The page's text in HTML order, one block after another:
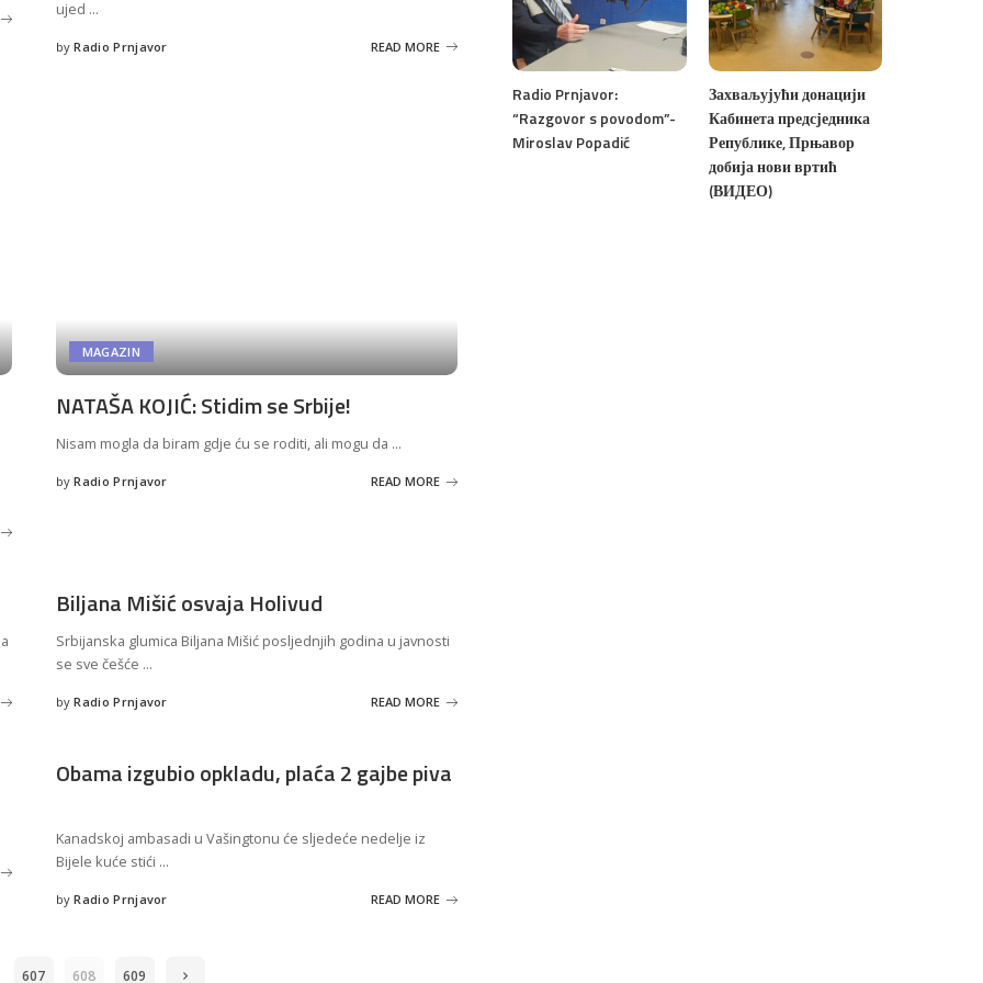
ujed ...
Posted
by Radio Prnjavor READ MORE
MAGAZIN
NATAŠA KOJIĆ: Stidim se Srbije!
Nisam mogla da biram gdje ću se roditi, ali mogu da ...
Posted
by Radio Prnjavor READ MORE
Biljana Mišić osvaja Holivud
Srbijanska glumica Biljana Mišić posljednjih godina u javnosti
se sve češće ...
Posted
by Radio Prnjavor READ MORE
Obama izgubio opkladu, plaća 2 gajbe piva
Kanadskoj ambasadi u Vašingtonu će sljedeće nedelje iz
Bijele kuće stići ...
Posted
by Radio Prnjavor READ MORE
607 608 609
Radio Prnjavor:
“Razgovor s povodom”-
Miroslav Popadić
Захваљујући донацији
Кабинета предсједника
Републике, Прњавор
добија нови вртић
(ВИДЕО)